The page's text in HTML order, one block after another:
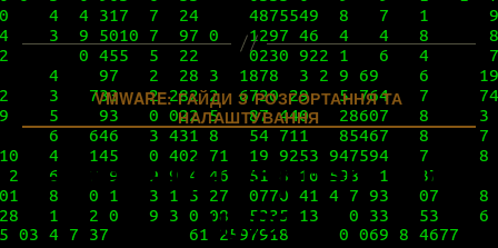
Категорії
VMWARE: ГАЙДИ З РОЗГОРТАННЯ ТА
НАЛАШТУВАННЯ
Інсталяція vSphere 8.0 з
нуля